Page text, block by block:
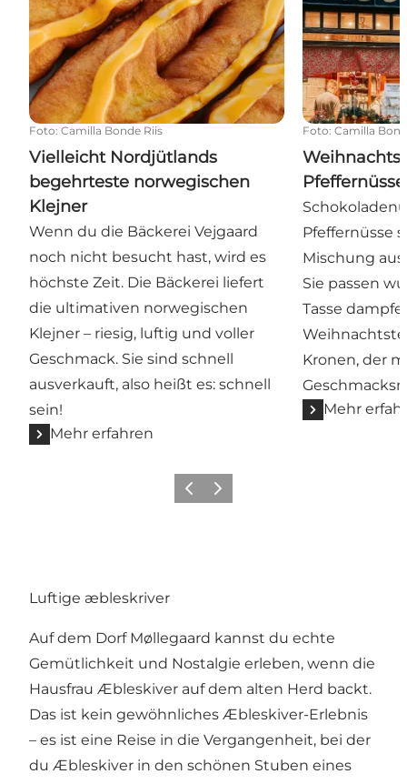
Foto: Camilla Bonde Riis
Vielleicht Nordjütlands
begehrteste norwegischen
Klejner
Wenn du die Bäckerei Vejgaard
noch nicht besucht hast, wird es
höchste Zeit. Die Bäckerei liefert
die ultimativen norwegischen
Klejner – riesig, luftig und voller
Geschmack. Sie sind schnell
ausverkauft, also heißt es: schnell
sein!
Mehr erfahren
Foto: Camilla
Pfeffernüsse
Mischung
Sie passen
Tasse
Kronen, der
Mehr
ZurückWeiter
Luftige æbleskriver
Auf dem Dorf Møllegaard kannst du echte
Gemütlichkeit und Nostalgie erleben, wenn die
Hausfrau Æbleskiver auf dem alten Herd backt.
Das ist kein gewöhnliches Æbleskiver-Erlebnis
– es ist eine Reise in die Vergangenheit, bei der
du Æbleskiver in den schönen Stuben eines